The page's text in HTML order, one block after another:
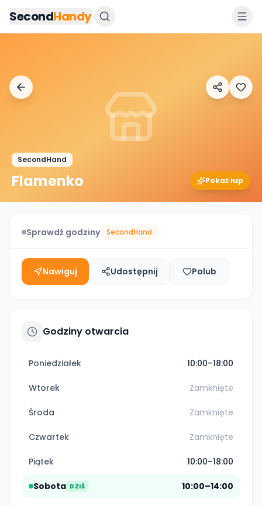
SecondHandy
SecondHand
Flamenko Pokaż łup
Sprawdź godziny SecondHand
Nawiguj Udostępnij Polub
Godziny otwarcia
Poniedziałek 10:00–18:00
Wtorek Zamknięte
Środa Zamknięte
Czwartek Zamknięte
Piątek 10:00–18:00
Sobota DZIŚ 10:00–14:00